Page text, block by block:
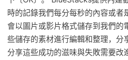
時的記錄我們每分每秒的內容或者
會以圖片或影片格式儲存到我們的
些儲存的素材進行編輯和整理，分
分享這些成功的滋味與失敗需要改